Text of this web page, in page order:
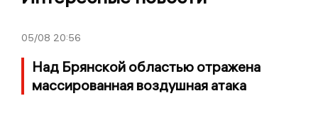
05/08 20:56
Над Брянской областью отражена
массированная воздушная атака